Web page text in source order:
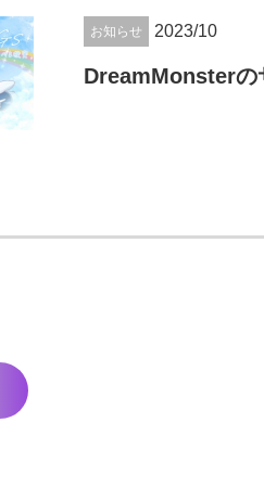
お知らせ 2023/10
DreamMonsterの